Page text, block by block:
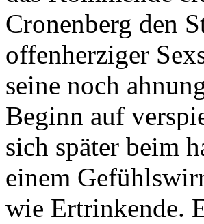
Cronenberg den
offenherziger
seine noch
Beginn auf
sich später beim
einem
wie Ertrinkende.